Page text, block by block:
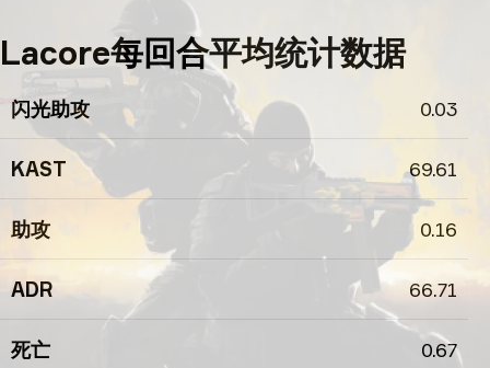
Lacore每回合平均统计数据
闪光助攻 0.03
KAST 69.61
助攻 0.16
ADR 66.71
死亡 0.67